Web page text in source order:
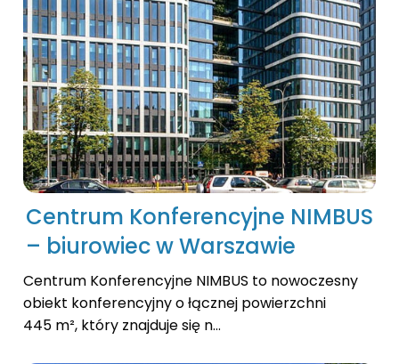
Centrum Konferencyjne NIMBUS
– biurowiec w Warszawie
Centrum Konferencyjne NIMBUS to nowoczesny
obiekt konferencyjny o łącznej powierzchni
445 m², który znajduje się n...